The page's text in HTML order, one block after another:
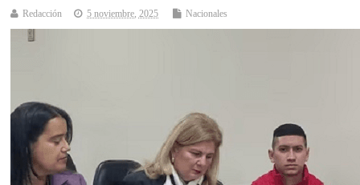
Redacción 5 noviembre, 2025 Nacionales